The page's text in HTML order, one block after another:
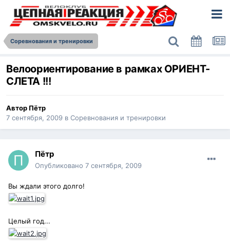
Соревнования и тренировки
Велоориентирование в рамках ОРИЕНТ-
СЛЕТА !!!
Автор Пётр
7 сентября, 2009 в Соревнования и тренировки
Пётр
Опубликовано 7 сентября, 2009
Вы ждали этого долго!
Целый год...